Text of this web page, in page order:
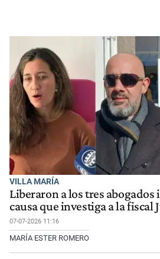
VILLA MARÍA
Liberaron a los tres
causa que investiga a la fiscal
07-07-2026 11:16
MARÍA ESTER ROMERO